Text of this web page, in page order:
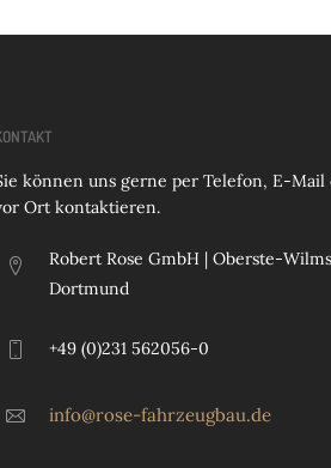
können uns gerne per Telefon, E-
Ort kontaktieren.
Robert Rose GmbH | Oberste-
Dortmund
+49 (0)231 562056-0
info@rose-fahrzeugbau.de